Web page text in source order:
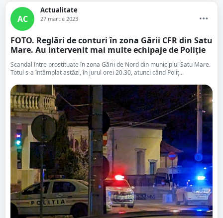
AC
Actualitate
27 martie 2023
FOTO. Reglări de conturi în zona Gării CFR din Satu
Mare. Au intervenit mai multe echipaje de Poliție
Scandal între prostituate în zona Gării de Nord din municipiul Satu Mare.
Totul s-a întâmplat astăzi, în jurul orei 20.30, atunci când Poliț...